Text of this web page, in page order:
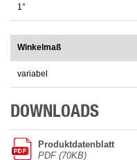
1°
Winkelmaß
variabel
DOWNLOADS
Produktdatenblatt
PDF (70KB)